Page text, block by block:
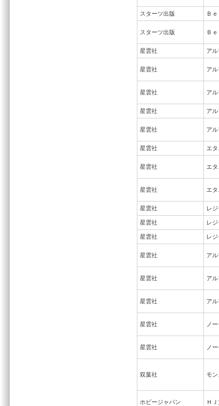
スターツ出版 Ｂ
スターツ出版 Ｂ
星雲社 ア
星雲社 ア
星雲社 ア
星雲社 ア
星雲社 ア
星雲社 エ
星雲社 エ
星雲社 エ
星雲社 レ
星雲社 レ
星雲社 レ
星雲社 ア
星雲社 ア
星雲社 ア
星雲社 ノ
星雲社 ノ
双葉社 モ
ホビージャパン Ｈ